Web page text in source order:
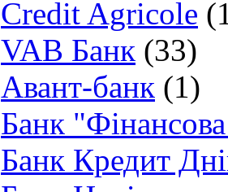
Credit Agricole
VAB Банк (33)
Авант-банк (1)
Банк "Фінансова
Банк Кредит